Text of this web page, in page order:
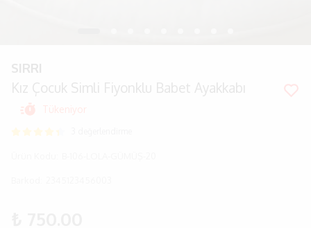
SIRRI
Kız Çocuk Simli Fiyonklu Babet Ayakkabı
Tükeniyor